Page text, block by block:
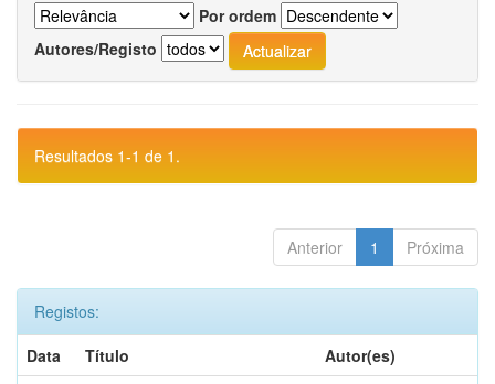
Por ordem
Autores/Registo
Resultados 1-1 de 1.
Anterior 1 Próxima
Registos:
Data
Título
Autor(es)